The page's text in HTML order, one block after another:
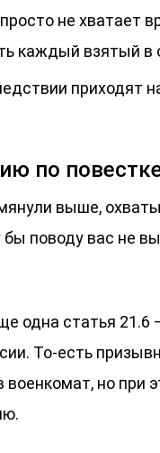
не хватает
каждый взятый в
приходят
по
выше,
бы поводу вас не
одна статья 21.6
То-есть
военкомат, но при